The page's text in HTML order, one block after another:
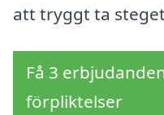
att tryggt ta
Få 3
förpliktelser